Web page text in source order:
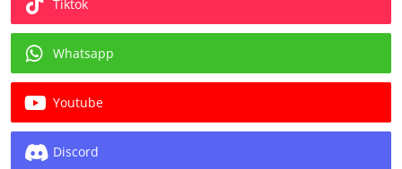
Tiktok
Whatsapp
Youtube
Discord